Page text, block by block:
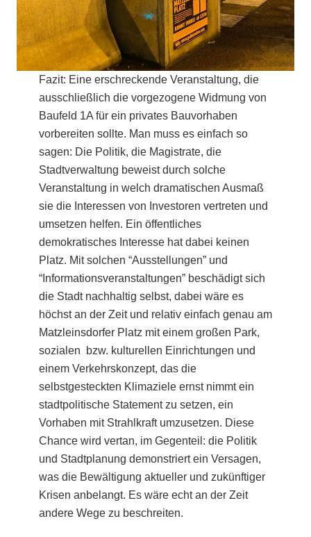
Fazit: Eine erschreckende Veranstaltung, die
ausschließlich die vorgezogene Widmung von
Baufeld 1A für ein privates Bauvorhaben
vorbereiten sollte. Man muss es einfach so
sagen: Die Politik, die Magistrate, die
Stadtverwaltung beweist durch solche
Veranstaltung in welch dramatischen Ausmaß
sie die Interessen von Investoren vertreten und
umsetzen helfen. Ein öffentliches
demokratisches Interesse hat dabei keinen
Platz. Mit solchen “Ausstellungen” und
“Informationsveranstaltungen” beschädigt sich
die Stadt nachhaltig selbst, dabei wäre es
höchst an der Zeit und relativ einfach genau am
Matzleinsdorfer Platz mit einem großen Park,
sozialen bzw. kulturellen Einrichtungen und
einem Verkehrskonzept, das die
selbstgesteckten Klimaziele ernst nimmt ein
stadtpolitische Statement zu setzen, ein
Vorhaben mit Strahlkraft umzusetzen. Diese
Chance wird vertan, im Gegenteil: die Politik
und Stadtplanung demonstriert ein Versagen,
was die Bewältigung aktueller und zukünftiger
Krisen anbelangt. Es wäre echt an der Zeit
andere Wege zu beschreiten.